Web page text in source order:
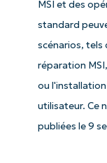
MSI et des
standard
scénarios, tels
réparation
ou
utilisateur. Ce
publiées le 9